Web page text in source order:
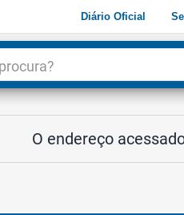
Diário Oficial
O endereço